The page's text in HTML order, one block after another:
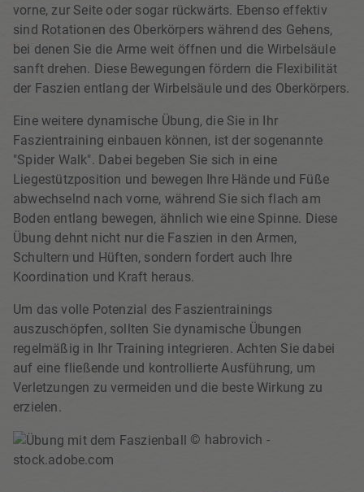
vorne, zur Seite oder sogar rückwärts. Ebenso effektiv
sind Rotationen des Oberkörpers während des Gehens,
bei denen Sie die Arme weit öffnen und die Wirbelsäule
sanft drehen. Diese Bewegungen fördern die Flexibilität
der Faszien entlang der Wirbelsäule und des Oberkörpers.
Eine weitere dynamische Übung, die Sie in Ihr
Faszientraining einbauen können, ist der sogenannte
"Spider Walk". Dabei begeben Sie sich in eine
Liegestützposition und bewegen Ihre Hände und Füße
abwechselnd nach vorne, während Sie sich flach am
Boden entlang bewegen, ähnlich wie eine Spinne. Diese
Übung dehnt nicht nur die Faszien in den Armen,
Schultern und Hüften, sondern fordert auch Ihre
Koordination und Kraft heraus.
Um das volle Potenzial des Faszientrainings
auszuschöpfen, sollten Sie dynamische Übungen
regelmäßig in Ihr Training integrieren. Achten Sie dabei
auf eine fließende und kontrollierte Ausführung, um
Verletzungen zu vermeiden und die beste Wirkung zu
erzielen.
© habrovich -
stock.adobe.com